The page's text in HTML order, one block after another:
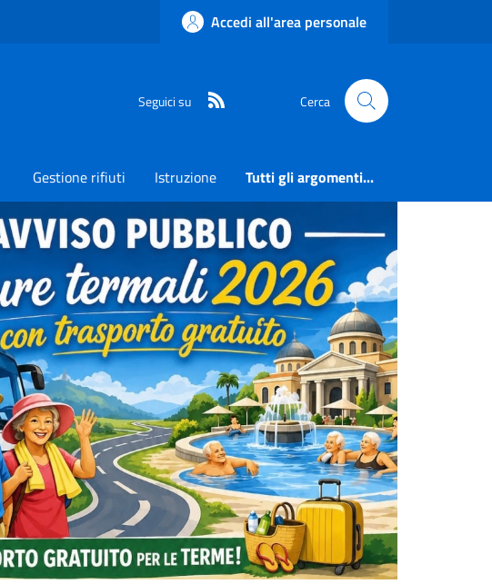
Accedi all'area personale
Seguici su Cerca
Gestione rifiuti Istruzione Tutti gli argomenti...